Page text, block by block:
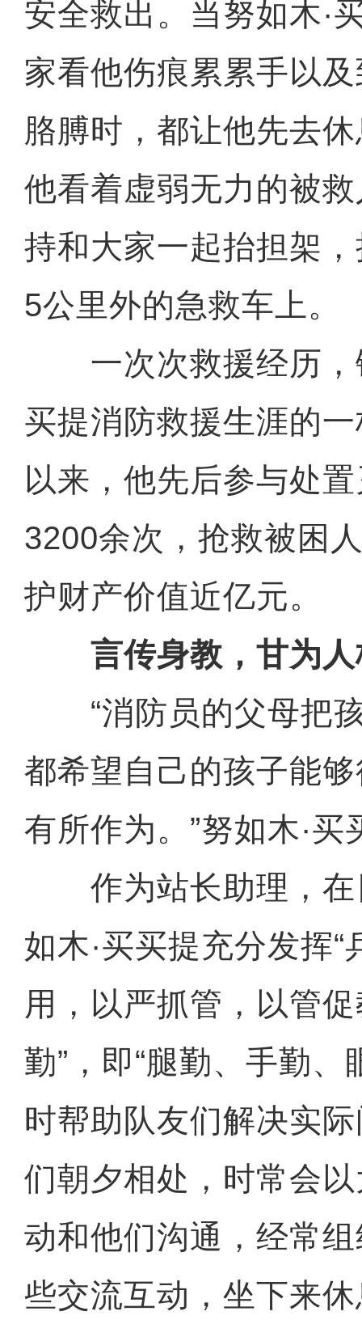
安全救出。当努如木·
家看他伤痕累累手以
胳膊时，都让他先去
他看着虚弱无力的被
持和大家一起抬担架
5公里外的急救车上。
一次次救援经历，
买提消防救援生涯的
以来，他先后参与处
3200余次，抢救被困
护财产价值近亿元。
言传身教，甘为人
“消防员的父母把孩
都希望自己的孩子能
有所作为。”努如木·买
作为站长助理，在
如木·买买提充分发挥“
用，以严抓管，以管
勤”，即“腿勤、手勤、
时帮助队友们解决实
们朝夕相处，时常会
动和他们沟通，经常
些交流互动，坐下来